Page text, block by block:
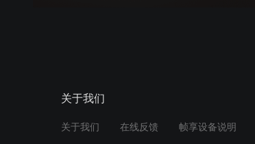
关于我们
关于我们 在线反馈 帧享设备说明